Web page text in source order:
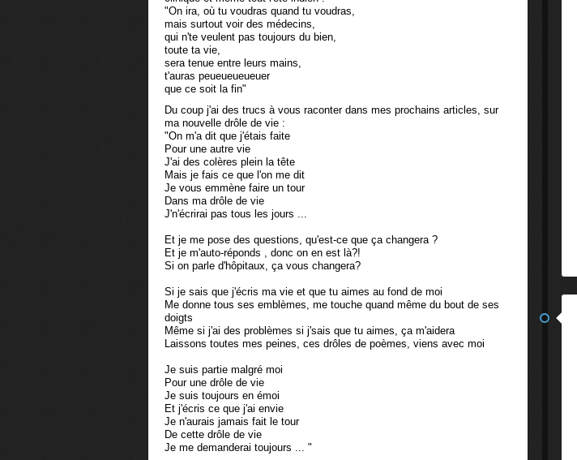
"On ira, où tu voudras quand tu voudras,
mais surtout voir des médecins,
qui n'te veulent pas toujours du bien,
toute ta vie,
sera tenue entre leurs mains,
t'auras peueueueueuer
que ce soit la fin"
Du coup j'ai des trucs à vous raconter dans mes prochains articles, sur
ma nouvelle drôle de vie :
"On m'a dit que j'étais faite
Pour une autre vie
J'ai des colères plein la tête
Mais je fais ce que l'on me dit
Je vous emmène faire un tour
Dans ma drôle de vie
J'n'écrirai pas tous les jours ...
Et je me pose des questions, qu'est-ce que ça changera ?
Et je m'auto-réponds , donc on en est là?!
Si on parle d'hôpitaux, ça vous changera?
Si je sais que j'écris ma vie et que tu aimes au fond de moi
Me donne tous ses emblèmes, me touche quand même du bout de ses
doigts
Même si j'ai des problèmes si j'sais que tu aimes, ça m'aidera
Laissons toutes mes peines, ces drôles de poèmes, viens avec moi
Je suis partie malgré moi
Pour une drôle de vie
Je suis toujours en émoi
Et j'écris ce que j'ai envie
Je n'aurais jamais fait le tour
De cette drôle de vie
Je me demanderai toujours ... "